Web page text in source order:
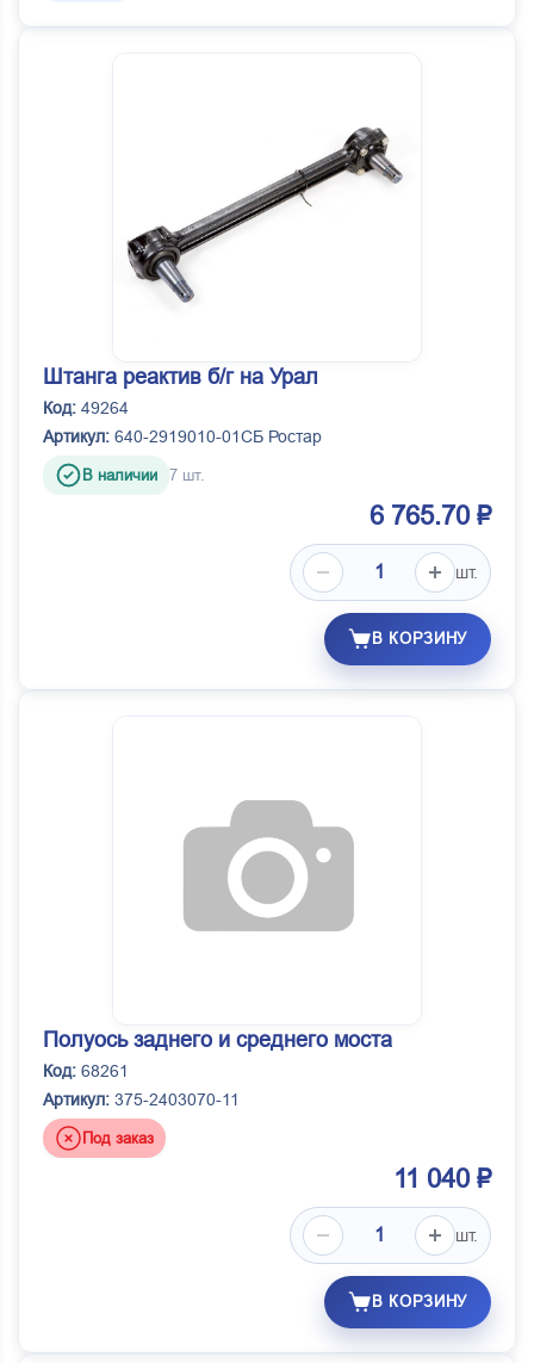
Штанга реактив б/г на Урал
Код: 49264
Артикул: 640-2919010-01СБ Ростар
В наличии 7 шт.
6 765.70 ₽
шт.
В КОРЗИНУ
Полуось заднего и среднего моста
Код: 68261
Артикул: 375-2403070-11
Под заказ
11 040 ₽
шт.
В КОРЗИНУ